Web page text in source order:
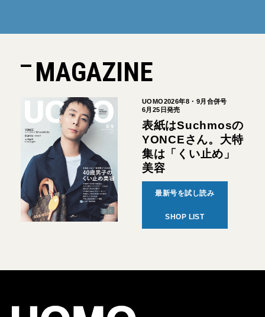
MAGAZINE
UOMO2026年8・9月合併号
6月25日発売
表紙はSuchmosの
YONCEさん。大特
集は「くい止め」
美容
最新号を試し読み
SHOP LIST